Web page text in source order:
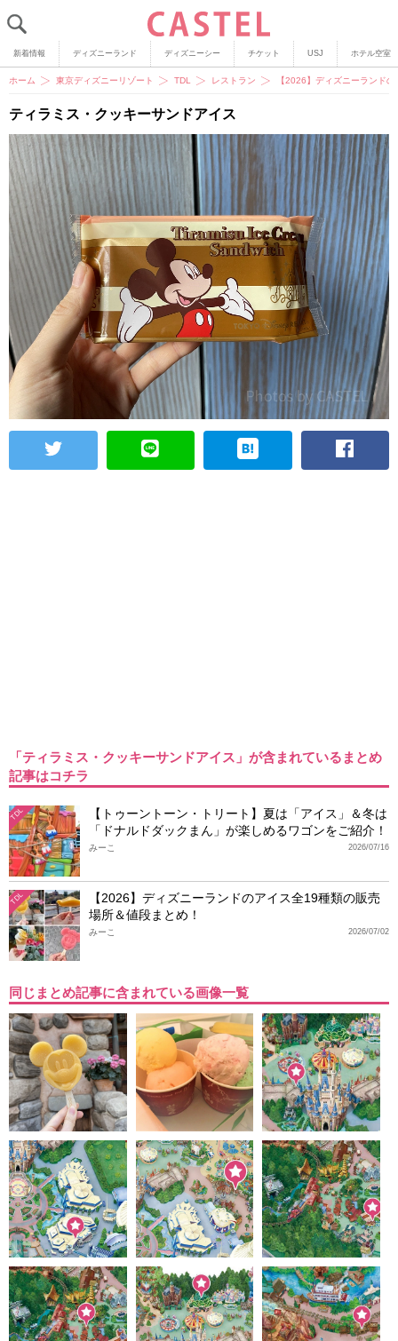
新着情報 ディズニーランド ディズニーシー チケット USJ ホテル空室
ホーム 東京ディズニーリゾート TDL レストラン 【2026】ディズニーランド
ティラミス・クッキーサンドアイス
「ティラミス・クッキーサンドアイス」が含まれているまとめ
記事はコチラ
TDL
【トゥーントーン・トリート】夏は「アイス」＆冬は
「ドナルドダックまん」が楽しめるワゴンをご紹介！
2026/07/16
みーこ
TDL
【2026】ディズニーランドのアイス全19種類の販売
場所＆値段まとめ！
2026/07/02
みーこ
同じまとめ記事に含まれている画像一覧